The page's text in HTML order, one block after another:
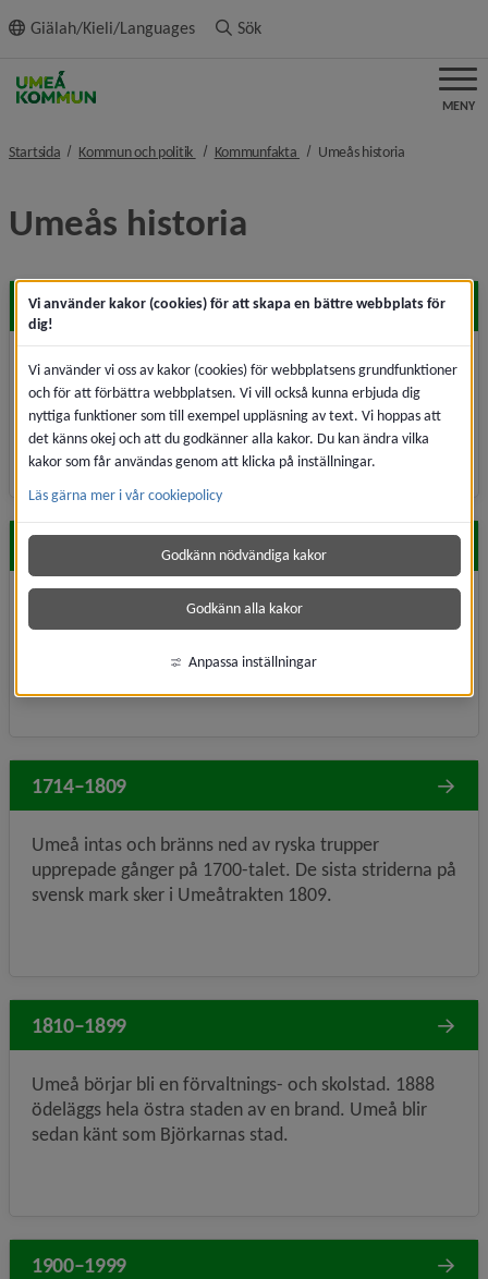
innehållet
Giälah/Kieli/Languages Sök
MENY
Startsida Kommun och politik nivå i brödsmulenavigeringen
Kommunfakta nivå i brödsmulenavigeringen
Umeås historianivå i
Umeås historia
Forntid
För 9 000 år sedan var inlandsisens gräns vid
Umeåtrakten i sin långsamma process att dra sig
tillbaka efter senaste istiden.
Äldsta kända skriftliga omnämnandet av Umeå i en
skattelängd 1314. Stadsprivilegier första gången
1588. Residensstad 1638.
1714–1809
Umeå intas och bränns ned av ryska trupper
upprepade gånger på 1700-talet. De sista striderna på
svensk mark sker i Umeåtrakten 1809.
1810–1899
Umeå börjar bli en förvaltnings- och skolstad. 1888
ödeläggs hela östra staden av en brand. Umeå blir
sedan känt som Björkarnas stad.
1900–1999
Vi använder kakor (cookies) för att skapa en bättre webbplats för
dig!
Vi använder vi oss av kakor (cookies) för webbplatsens grundfunktioner
och för att förbättra webbplatsen. Vi vill också kunna erbjuda dig
nyttiga funktioner som till exempel uppläsning av text. Vi hoppas att
det känns okej och att du godkänner alla kakor. Du kan ändra vilka
kakor som får användas genom att klicka på inställningar.
Läs gärna mer i vår cookiepolicy
Godkänn nödvändiga kakor
Godkänn alla kakor
Anpassa inställningar